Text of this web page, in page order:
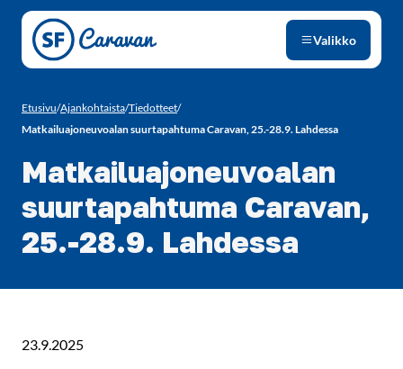
Siirry sivun sisältöön
Valikko
Etusivu/Ajankohtaista/Tiedotteet/
Matkailuajoneuvoalan suurtapahtuma Caravan, 25.-28.9. Lahdessa
Matkailuajoneuvoalan
suurtapahtuma Caravan,
25.-28.9. Lahdessa
23.9.2025